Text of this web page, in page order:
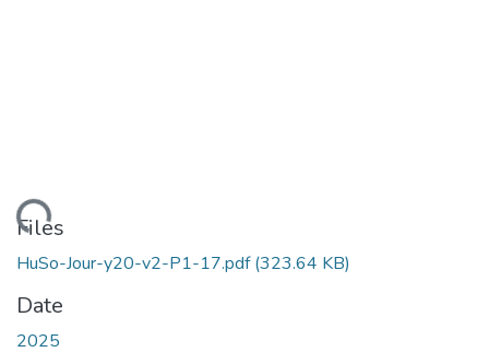
Files
HuSo-Jour-y20-v2-P1-17.pdf(323.64 KB)
Date
2025